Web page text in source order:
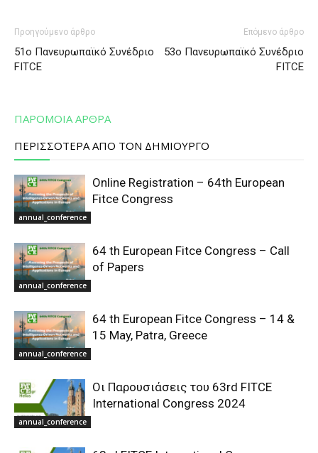
Προηγούμενο άρθρο
51o Πανευρωπαϊκό Συνέδριο
FITCE
Επόμενο άρθρο
53o Πανευρωπαϊκό Συνέδριο
FITCE
ΠΑΡΟΜΟΙΑ ΑΡΘΡΑ
ΠΕΡΙΣΣΟΤΕΡΑ ΑΠΟ ΤΟΝ ΔΗΜΙΟΥΡΓΟ
annual_conference
Online Registration – 64th European
Fitce Congress
annual_conference
64 th European Fitce Congress – Call
of Papers
annual_conference
64 th European Fitce Congress – 14 &
15 May, Patra, Greece
annual_conference
Οι Παρουσιάσεις του 63rd FITCE
International Congress 2024